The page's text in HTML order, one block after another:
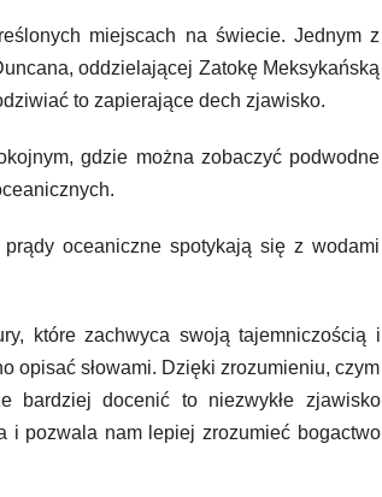
miejscach na świecie. Jednym z
oddzielającej Zatokę Meksykańską
to zapierające dech zjawisko.
gdzie można zobaczyć podwodne
oceaniczne spotykają się z wodami
które zachwyca swoją tajemniczością i
opisać słowami. Dzięki zrozumieniu, czym
bardziej docenić to niezwykłe zjawisko
i pozwala nam lepiej zrozumieć bogactwo